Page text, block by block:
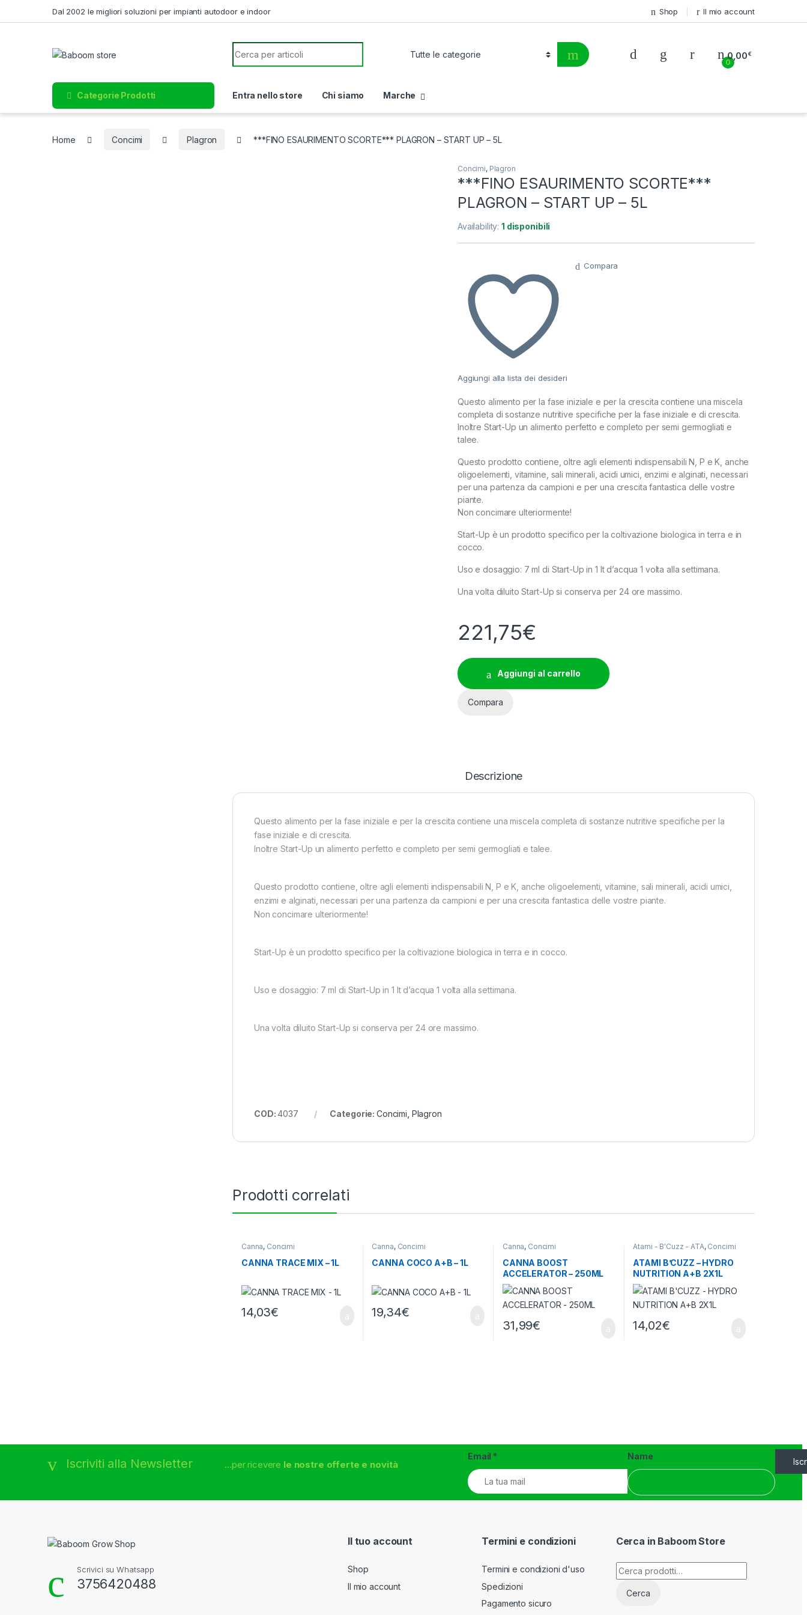
Dal 2002 le migliori soluzioni per impianti autodoor e indoor Shop Il mio account
Search for:
0
0,00€
Categorie Prodotti Entra nello store Chi siamo Marche
Home Concimi Plagron ***FINO ESAURIMENTO SCORTE*** PLAGRON – START UP – 5L
Concimi, Plagron
***FINO ESAURIMENTO SCORTE***
PLAGRON – START UP – 5L
Availability:1 disponibili
Aggiungi alla lista dei desideri
Compara
Questo alimento per la fase iniziale e per la crescita contiene una miscela
completa di sostanze nutritive specifiche per la fase iniziale e di crescita.
Inoltre Start-Up un alimento perfetto e completo per semi germogliati e
talee.
Questo prodotto contiene, oltre agli elementi indispensabili N, P e K, anche
oligoelementi, vitamine, sali minerali, acidi umici, enzimi e alginati, necessari
per una partenza da campioni e per una crescita fantastica delle vostre
piante.
Non concimare ulteriormente!
Start-Up è un prodotto specifico per la coltivazione biologica in terra e in
cocco.
Uso e dosaggio: 7 ml di Start-Up in 1 lt d’acqua 1 volta alla settimana.
Una volta diluito Start-Up si conserva per 24 ore massimo.
221,75€
Aggiungi al carrello
Compara
Descrizione
Questo alimento per la fase iniziale e per la crescita contiene una miscela completa di sostanze nutritive specifiche per la
fase iniziale e di crescita.
Inoltre Start-Up un alimento perfetto e completo per semi germogliati e talee.
Questo prodotto contiene, oltre agli elementi indispensabili N, P e K, anche oligoelementi, vitamine, sali minerali, acidi umici,
enzimi e alginati, necessari per una partenza da campioni e per una crescita fantastica delle vostre piante.
Non concimare ulteriormente!
Start-Up è un prodotto specifico per la coltivazione biologica in terra e in cocco.
Uso e dosaggio: 7 ml di Start-Up in 1 lt d’acqua 1 volta alla settimana.
Una volta diluito Start-Up si conserva per 24 ore massimo.
COD:4037 Categorie: Concimi Plagron
Prodotti correlati
Canna, Concimi
CANNA TRACE MIX – 1L
14,03€
Canna, Concimi
CANNA COCO A+B – 1L
19,34€
Canna, Concimi
CANNA BOOST
ACCELERATOR – 250ML
31,99€
Atami - B'Cuzz - ATA, Concimi
ATAMI B’CUZZ – HYDRO
NUTRITION A+B 2X1L
14,02€
Iscriviti alla Newsletter ...per ricevere le nostre offerte e novità
Email * Name
Scrivici su Whatsapp
3756420488
Il tuo account
Shop
Il mio account
Termini e condizioni
Termini e condizioni d'uso
Spedizioni
Pagamento sicuro
Cerca in Baboom Store
Cerca:
Cerca